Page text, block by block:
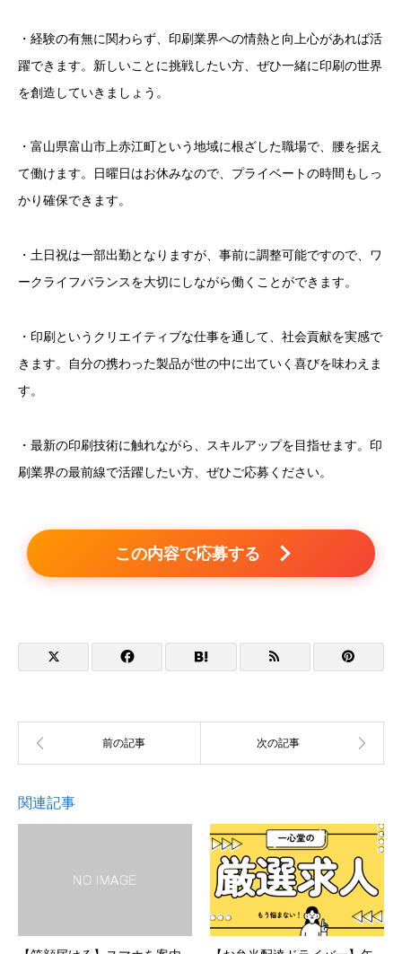
・経験の有無に関わらず、印刷業界への情熱と向上心があれば活
躍できます。新しいことに挑戦したい方、ぜひ一緒に印刷の世界
を創造していきましょう。
・富山県富山市上赤江町という地域に根ざした職場で、腰を据え
て働けます。日曜日はお休みなので、プライベートの時間もしっ
かり確保できます。
・土日祝は一部出勤となりますが、事前に調整可能ですので、ワ
ークライフバランスを大切にしながら働くことができます。
・印刷というクリエイティブな仕事を通して、社会貢献を実感で
きます。自分の携わった製品が世の中に出ていく喜びを味わえま
す。
・最新の印刷技術に触れながら、スキルアップを目指せます。印
刷業界の最前線で活躍したい方、ぜひご応募ください。
この内容で応募する
関連記事